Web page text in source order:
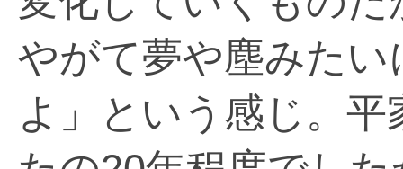
やがて夢や塵みた
よ」という感じ。